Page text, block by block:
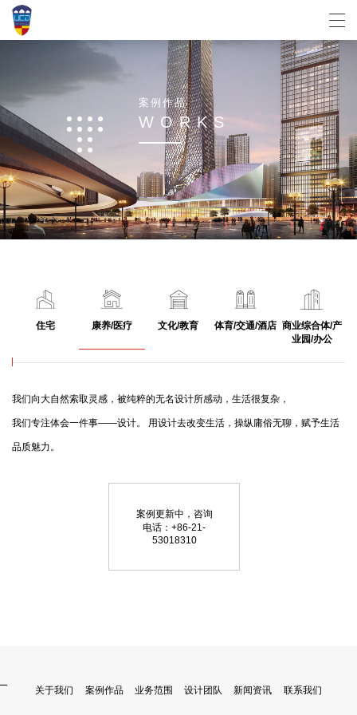
案 例 作品
W ORKS
住宅 康养/医疗 文化/教育 体育/交通/酒店 商业综合体/产
业园/办公
我们向大自然索取灵感，被纯粹的无名设计所感动，生活很复杂，
我们专注体会一件事——设计。 用设计去改变生活，操纵庸俗无聊，赋予生活
品质魅力。
案例更新中，咨询
电话：+86-21-
53018310
关于我们 案例作品 业务范围 设计团队 新闻资讯 联系我们